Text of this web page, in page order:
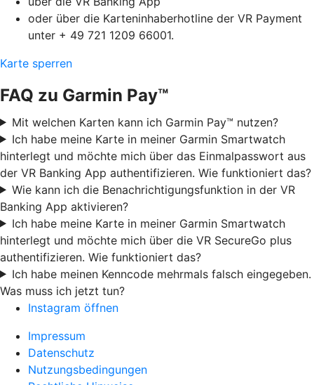
oder über die Karteninhaberhotline der VR Payment
unter + 49 721 1209 66001.
Karte sperren
FAQ zu Garmin Pay™
Mit welchen Karten kann ich Garmin Pay™ nutzen?
Ich habe meine Karte in meiner Garmin Smartwatch
hinterlegt und möchte mich über das Einmalpasswort aus
der VR Banking App authentifizieren. Wie funktioniert das?
Wie kann ich die Benachrichtigungsfunktion in der VR
Banking App aktivieren?
Ich habe meine Karte in meiner Garmin Smartwatch
hinterlegt und möchte mich über die VR SecureGo plus
authentifizieren. Wie funktioniert das?
Ich habe meinen Kenncode mehrmals falsch eingegeben.
Was muss ich jetzt tun?
Instagram öffnen
Impressum
Datenschutz
Nutzungsbedingungen